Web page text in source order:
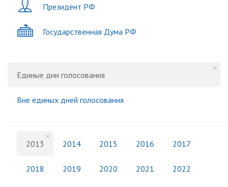
Президент РФ
Государственная Дума РФ
Единые дни голосования
Вне единых дней голосования
2013 2014 2015 2016 2017
2018 2019 2020 2021 2022